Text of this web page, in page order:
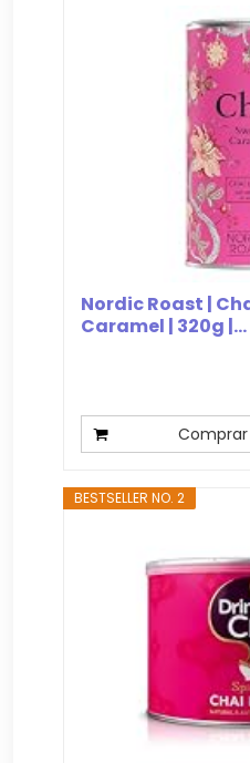
Nordic Roast |
Caramel | 320g |...
BESTSELLER NO. 2